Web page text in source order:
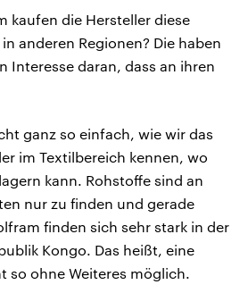
kaufen die Hersteller diese
anderen Regionen? Die haben
Interesse daran, dass an ihren
ganz so einfach, wie wir das
im Textilbereich kennen, wo
kann. Rohstoffe sind an
nur zu finden und gerade
finden sich sehr stark in der
Kongo. Das heißt, eine
so ohne Weiteres möglich.